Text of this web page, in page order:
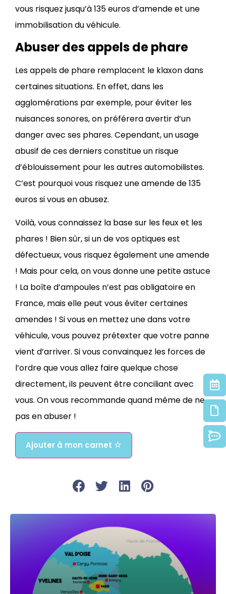
vous risquez jusqu’à 135 euros d’amende et une
immobilisation du véhicule.
Abuser des appels de phare
Les appels de phare remplacent le klaxon dans
certaines situations. En effet, dans les
agglomérations par exemple, pour éviter les
nuisances sonores, on préférera avertir d’un
danger avec ses phares. Cependant, un usage
abusif de ces derniers constitue un risque
d’éblouissement pour les autres automobilistes.
C’est pourquoi vous risquez une amende de 135
euros si vous en abusez.
Voilà, vous connaissez la base sur les feux et les
phares ! Bien sûr, si un de vos optiques est
défectueux, vous risquez également une amende
! Mais pour cela, on vous donne une petite astuce
! La boîte d’ampoules n’est pas obligatoire en
France, mais elle peut vous éviter certaines
amendes ! Si vous en mettez une dans votre
véhicule, vous pouvez prétexter que votre panne
vient d’arriver. Si vous convainquez les forces de
l’ordre que vous allez faire quelque chose
directement, ils peuvent être conciliant avec
vous. On vous recommande quand même de ne
pas en abuser !
Ajouter à mon carnet